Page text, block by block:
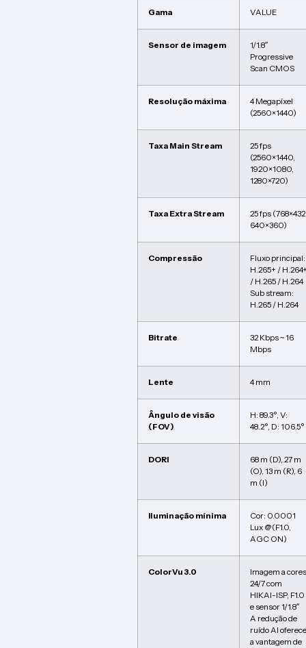
Gama VALUE
Sensor de imagem
1/1.8″
Progressive
Scan CMOS
Resolução máxima
4 Megapíxel
(2560×1440)
Taxa Main Stream
25 fps
(2560×1440,
1920×1080,
1280×720)
Taxa Extra Stream
25 fps
640×360)
Compressão
Fluxo principal:
H.265+ /
/ H.265 / H.264
Sub stream:
H.265 / H.264
Bitrate
32 Kbps ~ 16
Mbps
Lente 4 mm
Ângulo de visão
(FOV)
H: 89.3°, V:
48.2°, D: 106.5°
DORI
68 m (D), 27 m
(O), 13 m (R), 6
m (I)
Iluminação mínima
Cor: 0.0001
Lux @(F1.0,
AGC ON)
ColorVu 3.0
Imagem a cores
24/7 com
HIKAI-ISP, F1.0
e sensor 1/1.8″
A redução de
ruído AI oferece
a vantagem de